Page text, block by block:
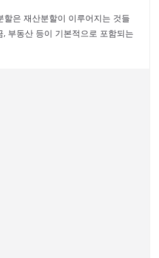
할은 재산분할이 이루어지는 것들
부동산 등이 기본적으로 포함되는